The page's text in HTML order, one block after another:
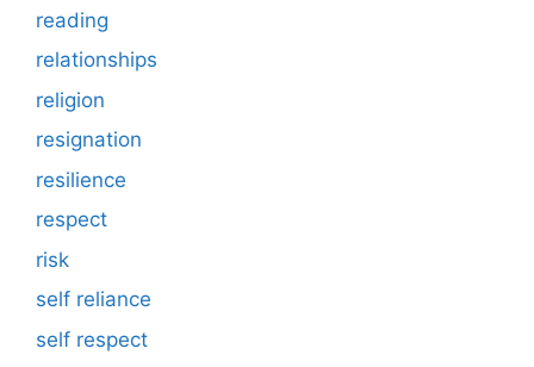
reading
relationships
religion
resignation
resilience
respect
risk
self reliance
self respect